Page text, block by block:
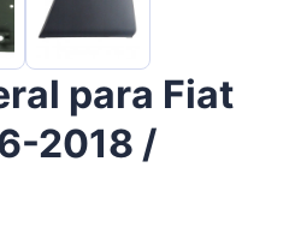
para Fiat
2018 /